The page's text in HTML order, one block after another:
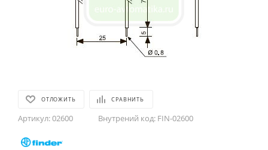
ОТЛОЖИТЬ СРАВНИТЬ
Артикул:02600 Внутрений код: FIN-02600